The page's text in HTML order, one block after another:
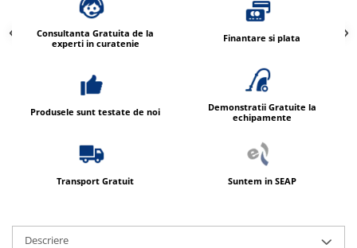
Consultanta Gratuita de la
experti in curatenie
Finantare si plata
Produsele sunt testate de noi
Demonstratii Gratuite la
echipamente
Transport Gratuit Suntem in SEAP
Descriere